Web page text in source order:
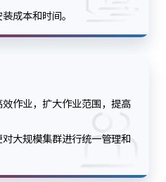
成本和时间。
作业，扩大作业范围，提高
大规模集群进行统一管理和